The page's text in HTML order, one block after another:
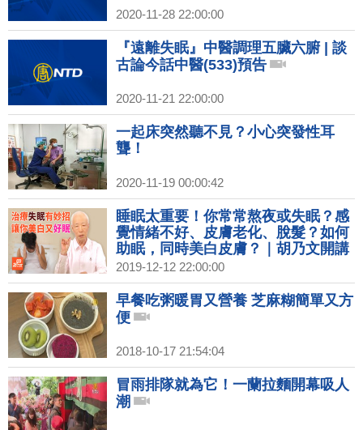
2020-11-28 22:00:00
『遠離失眠』中醫調理五臟六腑 | 談
古論今話中醫(533)預告
2020-11-21 22:00:00
一起床突然聽不見？小心突發性耳
聾！
2020-11-19 00:00:42
睡眠太重要！你常常熬夜或失眠？感
覺情緒不好、皮膚老化、脫髮？如何
助眠，同時美白皮膚？｜胡乃文開講
09 名醫談養生
2019-12-12 22:00:00
早餐吃粥暖胃又營養 芝麻糊簡單又方
便
2018-10-17 21:54:04
冒雨排隊就為它！一蘭拉麵開幕吸人
潮